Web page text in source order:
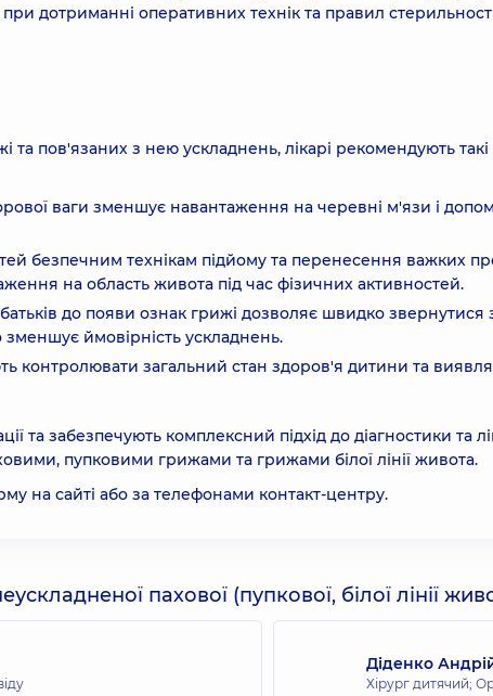
дотриманні оперативних технік та правил
пов'язаних з нею ускладнень, лікарі рекомендують такі
ваги зменшує навантаження на черевні м'язи і
безпечним технікам підйому та перенесення важких
на область живота під час фізичних активностей.
до появи ознак грижі дозволяє швидко звернутися
ймовірність ускладнень.
контролювати загальний стан здоров'я дитини та
та забезпечують комплексний підхід до діагностики та
пупковими грижами та грижами білої лінії живота.
на сайті або за телефонами контакт-центру.
пахової (пупкової, білої лінії
Діденко
Хірург дитячий;